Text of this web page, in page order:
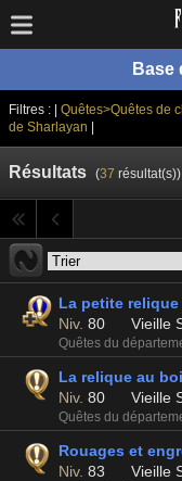
Base
Filtres : | Quêtes>Quêtes de
de Sharlayan
Résultats (37 résultat(s))
La petite
Niv. 80 Vieille
Quêtes du
La relique au
Niv. 80 Vieille
Quêtes du
Rouages et
Niv. 83 Vieille